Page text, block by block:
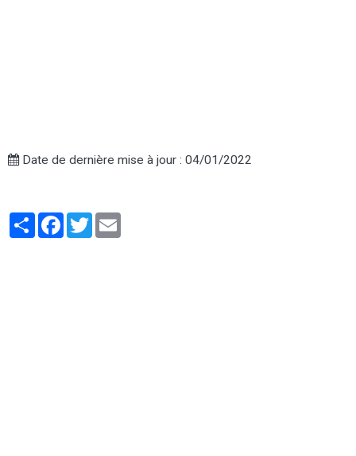
Date de dernière mise à jour : 04/01/2022
PartagerFacebook
Twitter